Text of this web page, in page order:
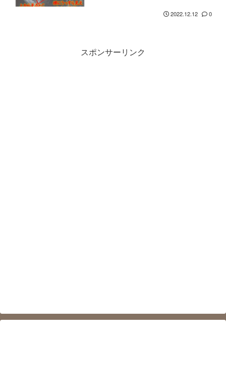
2022.12.12 0
スポンサーリンク